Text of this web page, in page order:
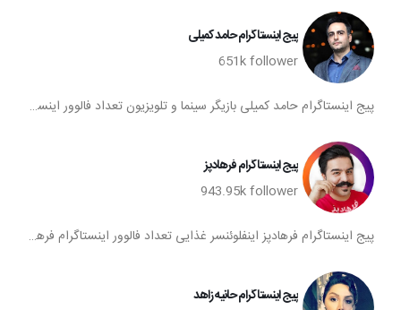
پیج اینستاگرام حامد کمیلی
651kfollower
پیج اینستاگرام حامد کمیلی بازیگر سینما و تلویزیون تعداد فالوور اینستاگرام حامد کمیلی اینستاگرام حامد کمیلی فالوورهای اکانت اینستا حامد کمیلی
پیج اینستاگرام فرهادپز
943.95kfollower
پیج اینستاگرام فرهادپز اینفلوئنسر غذایی تعداد فالوور اینستاگرام فرهادپز اینستاگرام فرهادپز فالوورهای اکانت اینستا فرهادپز
پیج اینستاگرام حانیه زاهد